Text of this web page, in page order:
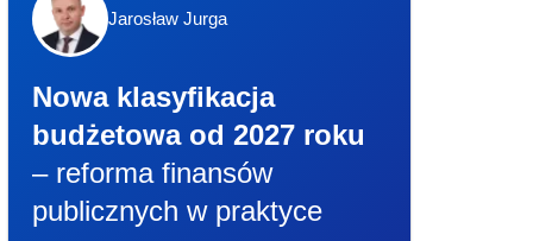
Jarosław Jurga
Nowa klasyfikacja
budżetowa od 2027 roku
– reforma finansów
publicznych w praktyce